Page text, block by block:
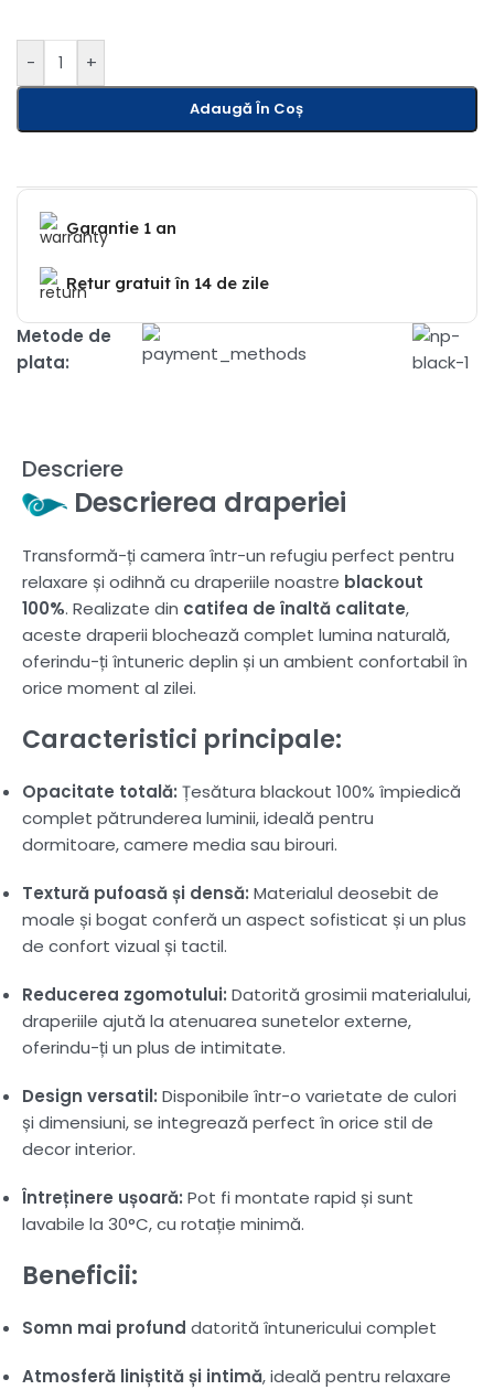
- +
Adaugă În Coș
Garantie 1 an
Retur gratuit în 14 de zile
Metode de
plata:
Descriere
Descrierea draperiei
Transformă-ți camera într-un refugiu perfect pentru
relaxare și odihnă cu draperiile noastre blackout
100%. Realizate din catifea de înaltă calitate,
aceste draperii blochează complet lumina naturală,
oferindu-ți întuneric deplin și un ambient confortabil în
orice moment al zilei.
Caracteristici principale:
Opacitate totală: Țesătura blackout 100% împiedică
complet pătrunderea luminii, ideală pentru
dormitoare, camere media sau birouri.
Textură pufoasă și densă: Materialul deosebit de
moale și bogat conferă un aspect sofisticat și un plus
de confort vizual și tactil.
Reducerea zgomotului: Datorită grosimii materialului,
draperiile ajută la atenuarea sunetelor externe,
oferindu-ți un plus de intimitate.
Design versatil: Disponibile într-o varietate de culori
și dimensiuni, se integrează perfect în orice stil de
decor interior.
Întreținere ușoară: Pot fi montate rapid și sunt
lavabile la 30°C, cu rotație minimă.
Beneficii:
Somn mai profund datorită întunericului complet
Atmosferă liniștită și intimă, ideală pentru relaxare